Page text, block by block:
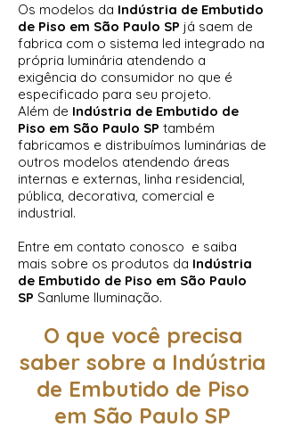
Os modelos da Indústria de Embutido
de Piso em São Paulo SP já saem de
fabrica com o sistema led integrado na
própria luminária atendendo a
exigência do consumidor no que é
especificado para seu projeto.
Além de Indústria de Embutido de
Piso em São Paulo SP também
fabricamos e distribuímos luminárias de
outros modelos atendendo áreas
internas e externas, linha residencial,
pública, decorativa, comercial e
industrial.
Entre em contato conosco e saiba
mais sobre os produtos da Indústria
de Embutido de Piso em São Paulo
SP Sanlume Iluminação.
O que você precisa
saber sobre a Indústria
de Embutido de Piso
em São Paulo SP